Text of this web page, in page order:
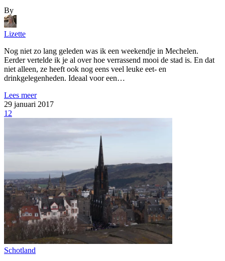
By
Lizette
Nog niet zo lang geleden was ik een weekendje in Mechelen.
Eerder vertelde ik je al over hoe verrassend mooi de stad is. En dat
niet alleen, ze heeft ook nog eens veel leuke eet- en
drinkgelegenheden. Ideaal voor een…
Lees meer
29 januari 2017
12
Schotland